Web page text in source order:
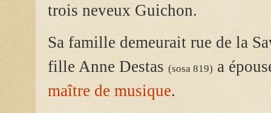
trois neveux Guichon.
Sa famille demeurait rue de la
fille Anne Destas (sosa 819) a
maître de musique.